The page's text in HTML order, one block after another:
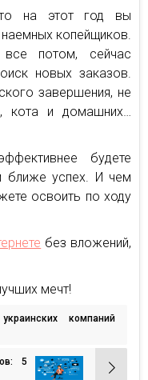
на этот год вы
копейщиков.
потом, сейчас
новых заказов.
завершения, не
кота и домашних…
будете
ближе успех. И чем
освоить по ходу
без вложений,
мечт!
компаний
5